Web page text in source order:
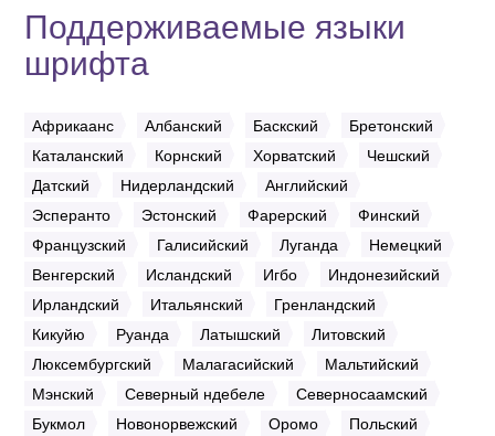
Поддерживаемые языки
шрифта
Африкаанс Албанский Баскский
Бретонский
Каталанский
Корнский Хорватский
Чешский
Датский
Нидерландский
Английский
Эсперанто
Эстонский Фарерский
Финский
Французский
Галисийский Луганда
Немецкий
Венгерский
Исландский Игбо
Индонезийский
Ирландский
Итальянский
Гренландский
Кикуйю
Руанда Латышский
Литовский
Люксембургский
Малагасийский
Мальтийский
Мэнский
Северный ндебеле
Северносаамский
Букмол
Новонорвежский Оромо
Польский